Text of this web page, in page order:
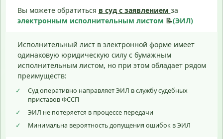
Вы можете обратиться в суд с заявлением за
электронным исполнительным листом 📝(ЭИЛ)
Исполнительный лист в электронной форме имеет
одинаковую юридическую силу с бумажным
исполнительным листом, но при этом обладает рядом
преимуществ:
✓
Суд оперативно направляет ЭИЛ в службу судебных
приставов ФССП
✓
ЭИЛ не потеряется в процессе передачи
✓
Минимальна вероятность допущения ошибок в ЭИЛ